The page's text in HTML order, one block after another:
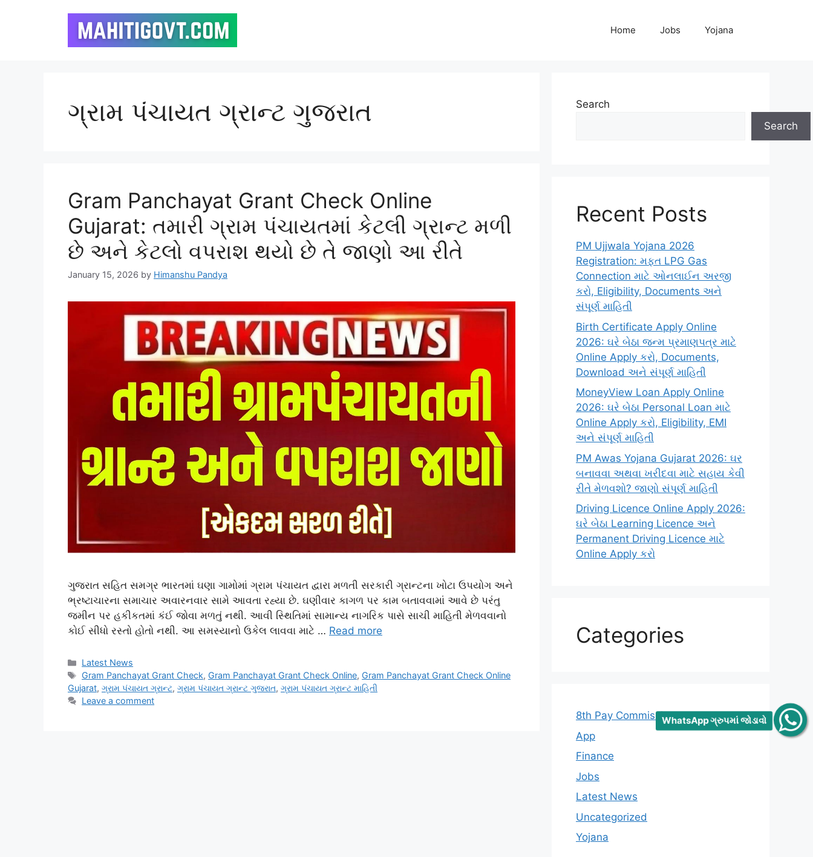
Home Jobs Yojana
ગ્રામ પંચાયત ગ્રાન્ટ ગુજરાત
Gram Panchayat Grant Check Online
Gujarat: તમારી ગ્રામ પંચાયતમાં કેટલી ગ્રાન્ટ મળી
છે અને કેટલો વપરાશ થયો છે તે જાણો આ રીતે
January 15, 2026 by Himanshu Pandya
ગુજરાત સહિત સમગ્ર ભારતમાં ઘણા ગામોમાં ગ્રામ પંચાયત દ્વારા મળતી સરકારી ગ્રાન્ટના ખોટા ઉપયોગ અને
ભ્રષ્ટાચારના સમાચાર અવારનવાર સામે આવતા રહ્યા છે. ઘણીવાર કાગળ પર કામ બતાવવામાં આવે છે પરંતુ
જમીન પર હકીકતમાં કંઈ જોવા મળતું નથી. આવી સ્થિતિમાં સામાન્ય નાગરિક પાસે સાચી માહિતી મેળવવાનો
કોઈ સીધો રસ્તો હોતો નથી. આ સમસ્યાનો ઉકેલ લાવવા માટે … Read more
Categories
Latest News
Tags
Gram Panchayat Grant Check, Gram Panchayat Grant Check Online, Gram Panchayat Grant Check Online
Gujarat, ગ્રામ પંચાયત ગ્રાન્ટ, ગ્રામ પંચાયત ગ્રાન્ટ ગુજરાત, ગ્રામ પંચાયત ગ્રાન્ટ માહિતી
Leave a comment
Search
Search
Recent Posts
PM Ujjwala Yojana 2026
Registration: મફત LPG Gas
Connection માટે ઓનલાઈન અરજી
કરો, Eligibility, Documents અને
સંપૂર્ણ માહિતી
Birth Certificate Apply Online
2026: ઘરે બેઠા જન્મ પ્રમાણપત્ર માટે
Online Apply કરો, Documents,
Download અને સંપૂર્ણ માહિતી
MoneyView Loan Apply Online
2026: ઘરે બેઠા Personal Loan માટે
Online Apply કરો, Eligibility, EMI
અને સંપૂર્ણ માહિતી
PM Awas Yojana Gujarat 2026: ઘર
બનાવવા અથવા ખરીદવા માટે સહાય કેવી
રીતે મેળવશો? જાણો સંપૂર્ણ માહિતી
Driving Licence Online Apply 2026:
ઘરે બેઠા Learning Licence અને
Permanent Driving Licence માટે
Online Apply કરો
Categories
8th Pay Commission
App
Finance
Jobs
Latest News
Uncategorized
Yojana
WhatsApp ગ્રુપમાં જોડાવો